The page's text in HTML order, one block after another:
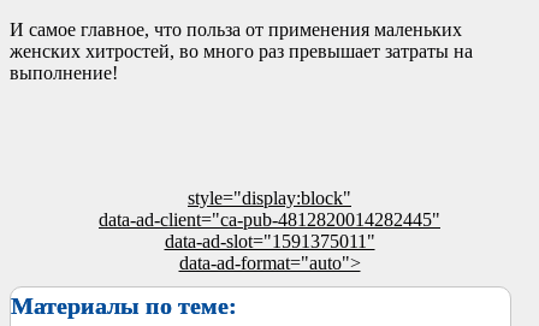
И самое главное, что польза от применения маленьких
женских хитростей, во много раз превышает затраты на
выполнение!
style="display:block"
data-ad-client="ca-pub-4812820014282445"
data-ad-slot="1591375011"
data-ad-format="auto">
Материалы по теме: